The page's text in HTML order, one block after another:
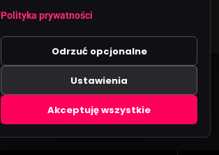
Polityka prywatności
Odrzuć opcjonalne
Ustawienia
Akceptuję wszystkie
Zgody cookies